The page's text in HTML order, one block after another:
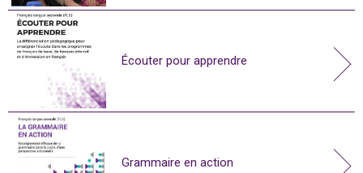
Écouter pour apprendre
Grammaire en action